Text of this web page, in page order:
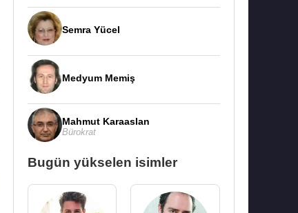
Semra Yücel
Medyum Memiş
Mahmut Karaaslan
Bürokrat
Bugün yükselen isimler